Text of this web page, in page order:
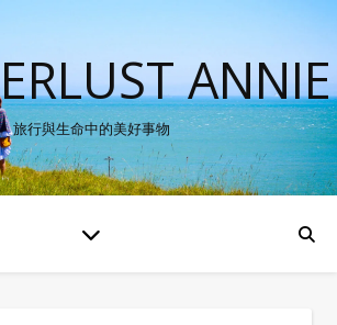
ANNIE
旅行與生命中的美好事物